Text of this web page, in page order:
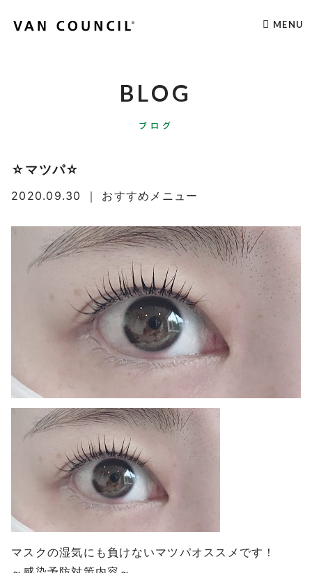
MENU
BLOG
ブログ
☆マツパ☆
2020.09.30 ｜ おすすめメニュー
マスクの湿気にも負けないマツパオススメです！